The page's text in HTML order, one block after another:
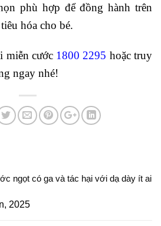
phù hợp để đồng hành trên
hóa cho bé.
miễn cước 1800 2295 hoặc truy
ngay nhé!
ngọt có ga và tác hại với dạ dày ít ai
2025